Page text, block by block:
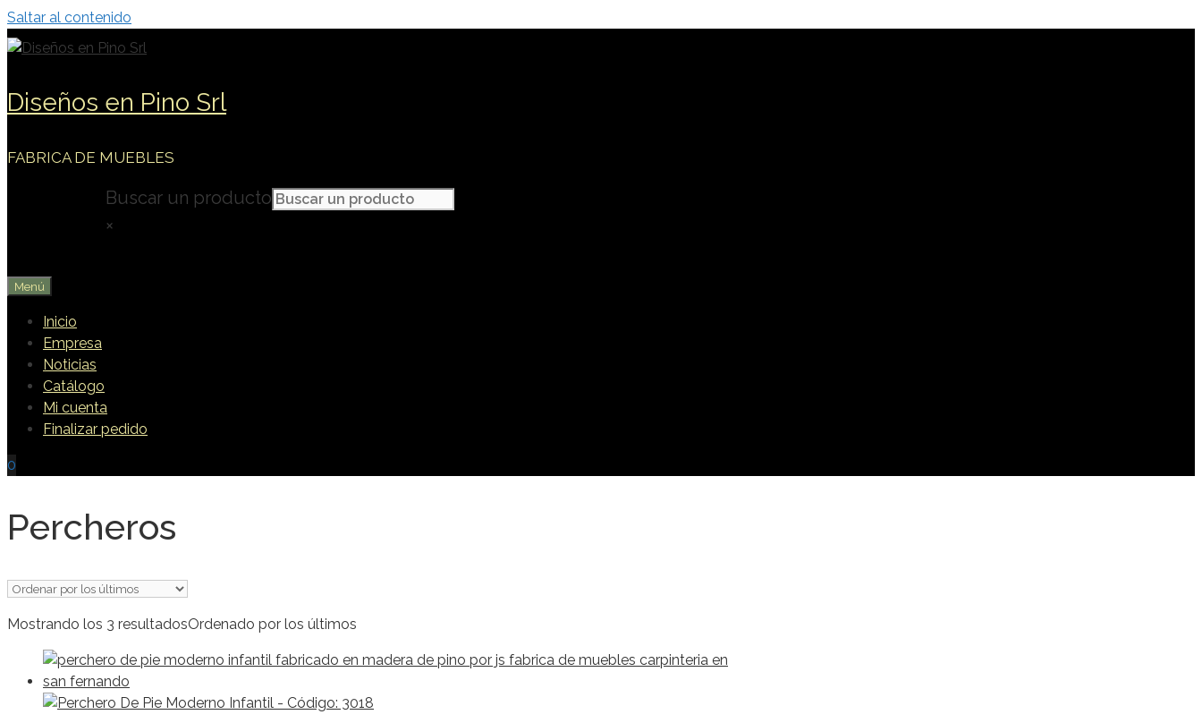
Saltar al contenido
Diseños en Pino Srl
FABRICA DE MUEBLES
Buscar un producto
×
Menú
Inicio
Empresa
Noticias
Catálogo
Mi cuenta
Finalizar pedido
0
Percheros
Mostrando los 3 resultadosOrdenado por los últimos